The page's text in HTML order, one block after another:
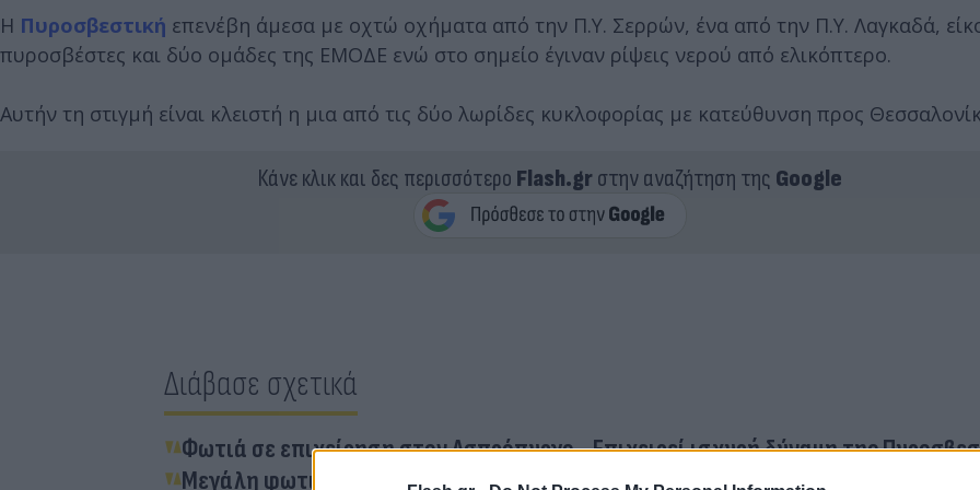
Η Πυροσβεστική επενέβη άμεσα με οχτώ οχήματα από την Π.Υ. Σερρών, ένα από την Π.Υ. Λαγκαδά,
πυροσβέστες και δύο ομάδες της ΕΜΟΔΕ ενώ στο σημείο έγιναν ρίψεις νερού από ελικόπτερο.
Αυτήν τη στιγμή είναι κλειστή η μια από τις δύο λωρίδες κυκλοφορίας με κατεύθυνση προς
Κάνε κλικ και δες περισσότερο Flash.grστην αναζήτηση της Google
Διάβασε σχετικά
Φωτιά σε επιχείρηση στον Ασπρόπυργο - Επιχειρεί ισχυρή δύναμη της
Μεγάλη φωτιά στην Εύβοια: Κοντά σε σπίτια οι φλόγες - Ενισχύθηκαν οι